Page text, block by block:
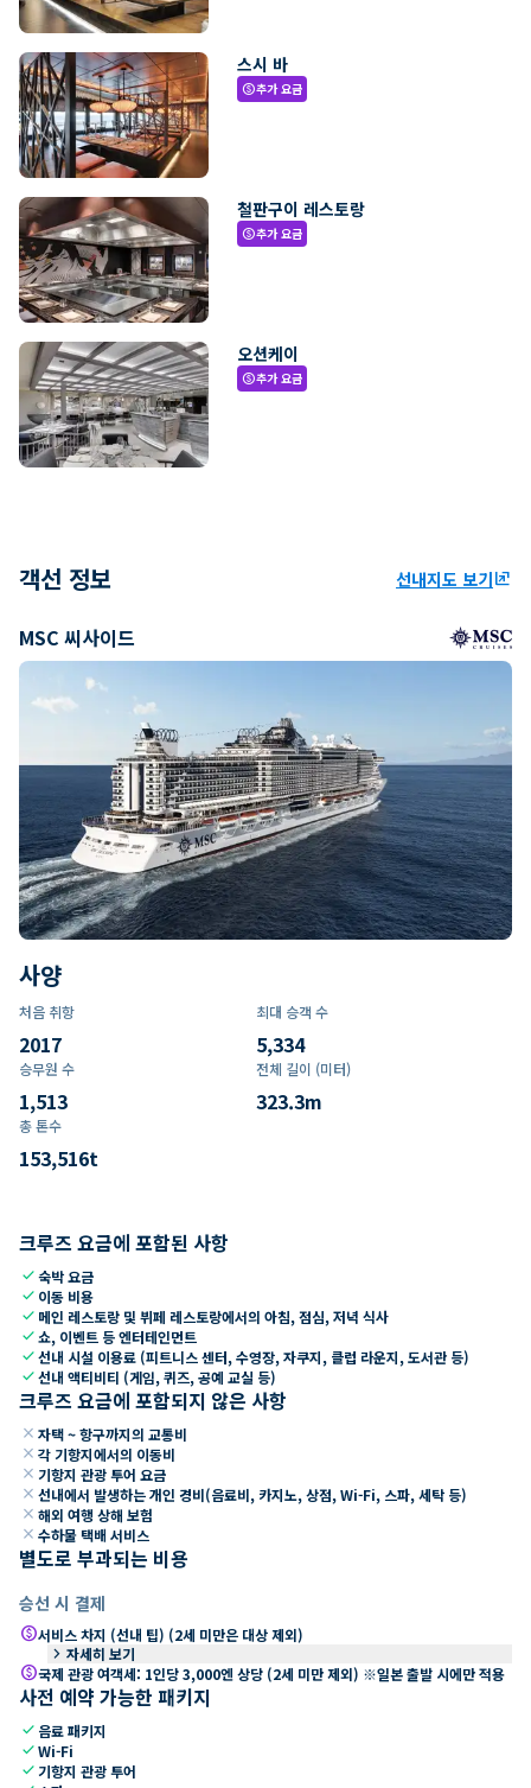
스시 바
paid추가 요금
철판구이 레스토랑
paid추가 요금
오션케이
paid추가 요금
객선 정보 선내지도 보기ungroup
MSC 씨사이드
사양
처음 취항
2017
최대 승객 수
5,334
승무원 수
1,513
전체 길이 (미터)
323.3m
총 톤수
153,516t
크루즈 요금에 포함된 사항
check숙박 요금
check 이동 비용
check 메인 레스토랑 및 뷔페 레스토랑에서의 아침, 점심, 저녁 식사
check쇼, 이벤트 등 엔터테인먼트
check선내 시설 이용료 (피트니스 센터, 수영장, 자쿠지, 클럽 라운지, 도서관 등)
check선내 액티비티 (게임, 퀴즈, 공예 교실 등)
크루즈 요금에 포함되지 않은 사항
close 자택 ~ 항구까지의 교통비
close 각 기항지에서의 이동비
close 기항지 관광 투어 요금
close 선내에서 발생하는 개인 경비(음료비, 카지노, 상점, Wi-Fi, 스파, 세탁 등)
close 해외 여행 상해 보험
close 수하물 택배 서비스
별도로 부과되는 비용
승선 시 결제
paid서비스 차지 (선내 팁) (2세 미만은 대상 제외)
keyboard_arrow_right 자세히 보기
paid국제 관광 여객세: 1인당 3,000엔 상당 (2세 미만 제외) ※일본 출발 시에만 적용
사전 예약 가능한 패키지
check 음료 패키지
checkWi-Fi
check 기항지 관광 투어